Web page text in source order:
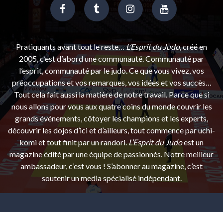
Pratiquants avant tout le reste…L’Esprit du Judo, créé en
2005, c’est d’abord une communauté. Communauté par
l’esprit, communauté par le judo. Ce que vous vivez, vos
préoccupations et vos remarques, vos idées et vos succès…
Tout cela fait aussi la matière de notre travail. Parce que si
nous allons pour vous aux quatre coins du monde couvrir les
grands événements, côtoyer les champions et les experts,
découvrir les dojos d’ici et d’ailleurs, tout commence par uchi-
komi et tout finit par un randori.L’Esprit du Judoest un
magazine édité par une équipe de passionnés. Notre meilleur
ambassadeur, c’est vous ! S’abonner au magazine, c’est
soutenir un media spécialisé indépendant.